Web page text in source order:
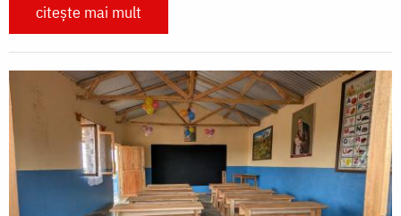
citește mai mult